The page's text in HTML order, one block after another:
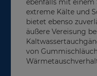
ebenfalls mit einem
extreme Kälte und
bietet ebenso
äußere Vereisung
von